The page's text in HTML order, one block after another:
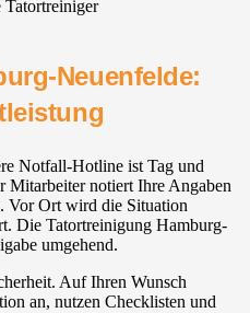
Neuenfelde:
Notfall-Hotline ist Tag und
Mitarbeiter notiert Ihre Angaben
Vor Ort wird die Situation
Die Tatortreinigung Hamburg-
umgehend.
Auf Ihren Wunsch
an, nutzen Checklisten und